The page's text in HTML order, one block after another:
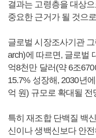
결과는 고령층을 대상
중요한 근거가 될 것으
글로벌 시장조사기관
arch)에 따르면, 글로벌
억8천만 달러(약 6조
15.7% 성장해, 2030년
억 원) 규모로 확대될 전
특히 재조합 단백질 백
신이나 생백신보다 안